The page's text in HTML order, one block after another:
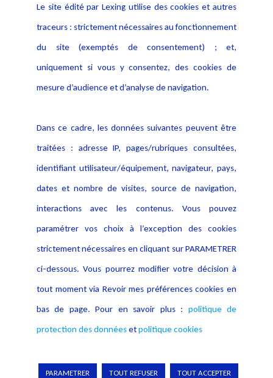
Alerte professionnelle
Déclaration d'accessibilité
Notice Légale
Politique de protection des
données
Publications
Copyright © 2026 Lexing
Le site édité par Lexing utilise des cookies et autres
traceurs : strictement nécessaires au fonctionnement
du site (exemptés de consentement) ; et,
uniquement si vous y consentez, des cookies de
mesure d’audience et d’analyse de navigation.
Dans ce cadre, les données suivantes peuvent être
traitées : adresse IP, pages/rubriques consultées,
identifiant utilisateur/équipement, navigateur, pays,
dates et nombre de visites, source de navigation,
interactions avec les contenus. Vous pouvez
paramétrer vos choix à l’exception des cookies
strictement nécessaires en cliquant sur PARAMETRER
ci-dessous. Vous pourrez modifier votre décision à
tout moment via Revoir mes préférences cookies en
bas de page. Pour en savoir plus : politique de
protection des donnéesetpolitique cookies
PARAMETRER TOUT REFUSER TOUT ACCEPTER